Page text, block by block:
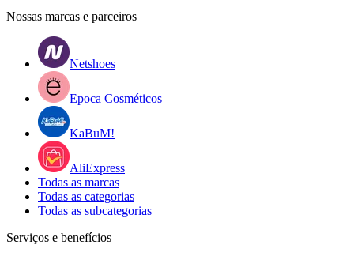
Nossas marcas e parceiros
Netshoes
Epoca Cosméticos
KaBuM!
AliExpress
Todas as marcas
Todas as categorias
Todas as subcategorias
Serviços e benefícios